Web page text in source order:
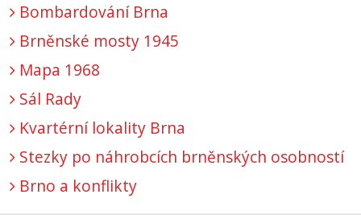
Bombardování Brna
Brněnské mosty 1945
Mapa 1968
Sál Rady
Kvartérní lokality Brna
Stezky po náhrobcích brněnských osobností
Brno a konflikty